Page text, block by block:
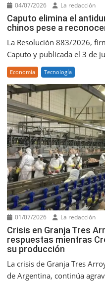
04/07/2026 La redacción
Caputo elimina el
chinos pese a
La Resolución 883/2026,
Caputo y publicada el 3 de
Economía Tecnología
01/07/2026 La redacción
Crisis en Granja Tres
respuestas mientras
su producción
La crisis de Granja Tres
de Argentina, continúa